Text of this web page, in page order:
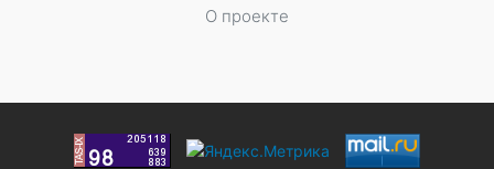
О проекте